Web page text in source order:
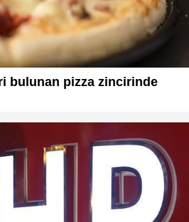
bulunan pizza zincirinde